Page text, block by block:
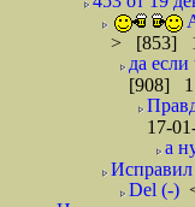
> [853]
да
[908]
17-
а
Исправил
Del (-)